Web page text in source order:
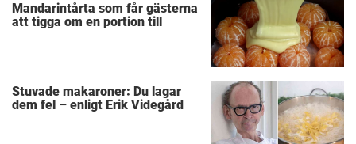
Mandarintårta som får gästerna
att tigga om en portion till
Stuvade makaroner: Du lagar
dem fel – enligt Erik Videgård